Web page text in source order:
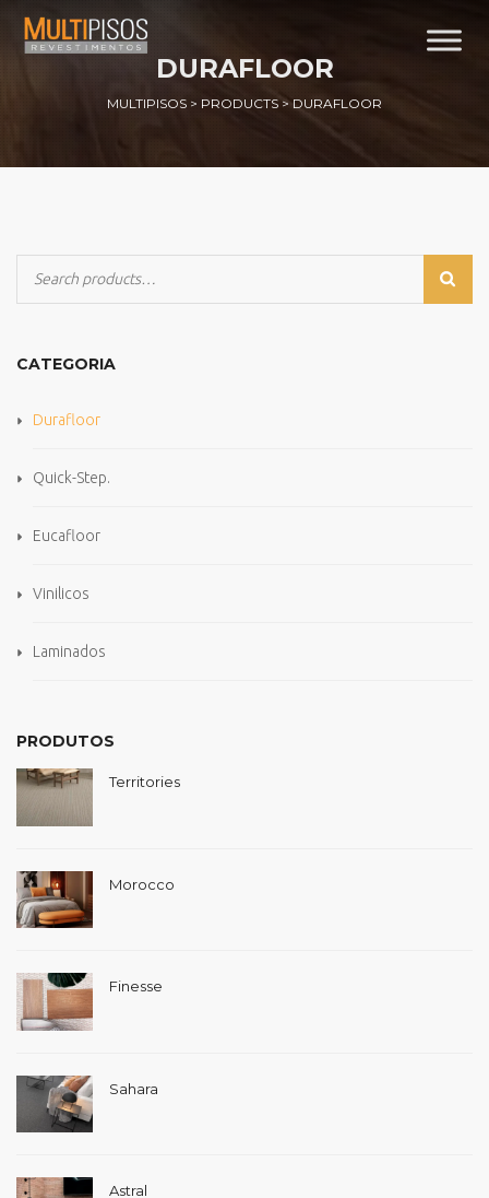
DURAFLOOR
MULTIPISOS > PRODUCTS >DURAFLOOR
CATEGORIA
Durafloor
Quick-Step.
Eucafloor
Vinilicos
Laminados
PRODUTOS
Territories
Morocco
Finesse
Sahara
Astral